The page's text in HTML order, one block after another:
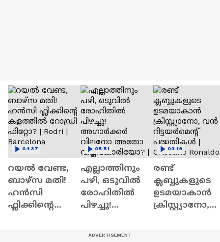
റയല്‍ വേണ്ട,
ബാഴ്‌സ മതി!
ഹൻസി
ഫ്ലിക്കിന്റെ
04:37
എല്ലാത്തിനും
പഴി, ഒടുവില്‍
രോഹിതില്‍
പിഴച്ചു!
05:51
രണ്ട്‌
ക്ലബ്ബുകളുടെ
ഉടമയാകാന്‍
ക്രിസ്റ്റ്യാനോ,
03:19